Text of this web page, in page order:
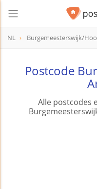
NL Burgemeesterswijk/
Postcode
Alle postcodes